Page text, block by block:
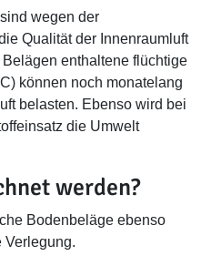
wegen der
Qualität der Innenraumluft
enthaltene flüchtige
können noch monatelang
belasten. Ebenso wird bei
die Umwelt
werden?
Bodenbeläge ebenso
Verlegung.